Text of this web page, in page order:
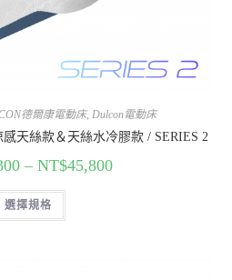
德爾康電動床, Dulcon電動床
天絲款＆天絲水冷膠款 / SERIES 2
– NT$45,800
選擇規格